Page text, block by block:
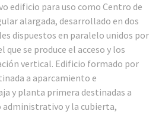
edificio para uso como Centro de
alargada, desarrollado en dos
dispuestos en paralelo unidos por
se produce el acceso y los
vertical. Edificio formado por
a aparcamiento e
y planta primera destinadas a
administrativo y la cubierta,